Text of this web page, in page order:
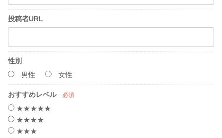
投稿者URL
性別
男性
女性
おすすめレベル 必須
★★★★★
★★★★
★★★